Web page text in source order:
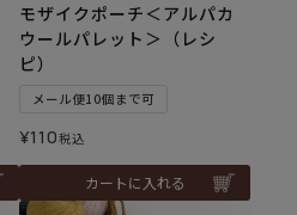
モザイクポーチ＜アルパカ
ウールパレット＞（レシ
ピ）
メール便10個まで可
¥110税込
カートに入れる